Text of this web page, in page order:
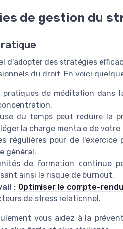
de gestion du
d'adopter des stratégies
du droit. En voici
pratiques de méditation dans
du temps peut réduire la
la charge mentale de votre
régulières pour de l'exercice
général.
de formation continue
ainsi le risque de burnout.
: Optimiser le compte-
de stress relationnel.
vous aidez à la